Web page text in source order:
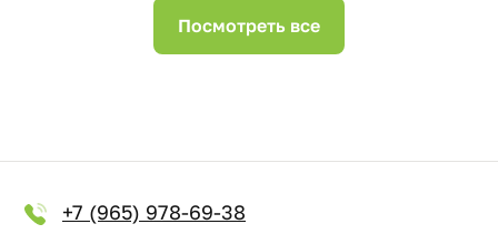
Посмотреть все
+7 (965) 978-69-38